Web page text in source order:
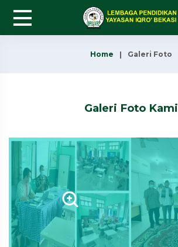
Home Galeri Foto
Galeri Foto Kami